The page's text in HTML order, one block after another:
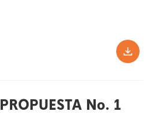
PROPUESTA No. 1